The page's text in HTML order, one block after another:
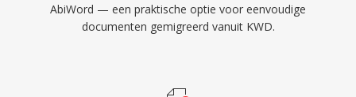
AbiWord — een praktische optie voor eenvoudige
documenten gemigreerd vanuit KWD.